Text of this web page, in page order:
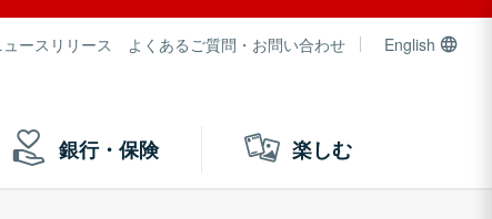
ュースリリース よくあるご質問・お問い合わせ English
銀行・保険 楽しむ